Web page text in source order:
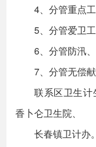
4、分管重点
5、分管爱卫工
6、分管防汛
7、分管无偿献
联系区卫生计
香卜仑卫生院、
长春镇卫计办。